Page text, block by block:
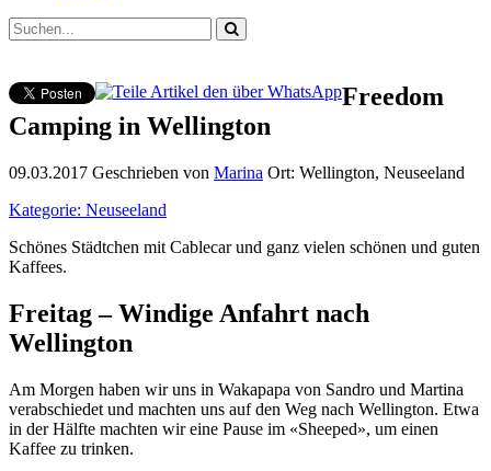
Freedom
Camping in Wellington
09.03.2017 Geschrieben von Marina Ort: Wellington, Neuseeland
Kategorie: Neuseeland
Schönes Städtchen mit Cablecar und ganz vielen schönen und guten
Kaffees.
Freitag – Windige Anfahrt nach
Wellington
Am Morgen haben wir uns in Wakapapa von Sandro und Martina
verabschiedet und machten uns auf den Weg nach Wellington. Etwa
in der Hälfte machten wir eine Pause im «Sheeped», um einen
Kaffee zu trinken.